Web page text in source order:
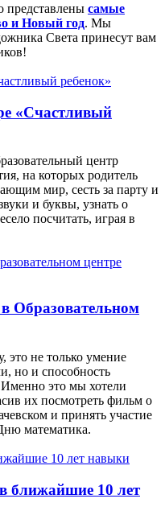
представлены самые
и Новый год. Мы
Света принесут вам
«Счастливый
центр
на которых родитель
мир, сесть за парту и
и буквы, узнать о
посчитать, играя в
Образовательном
это не только умение
но и способность
это мы хотели
их посмотреть фильм о
и принять участие
математика.
ближайшие 10 лет